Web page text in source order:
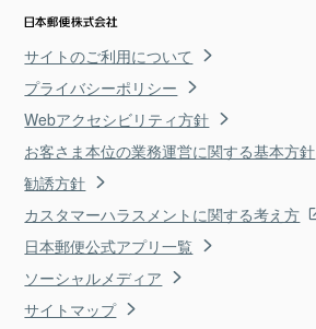
サイトのご利用について
プライバシーポリシー
Webアクセシビリティ方針
お客さま本位の業務運営に関する基本方針
勧誘方針
カスタマーハラスメントに関する考え方
日本郵便公式アプリ一覧
ソーシャルメディア
サイトマップ